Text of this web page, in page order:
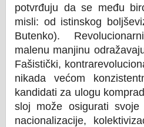
potvrđuju da se među
misli: od istinskog
Butenko).
malenu manjinu
Fašistički,
nikada većom
kandidati za ulogu
sloj može osigurati svoje
nacionalizacije,